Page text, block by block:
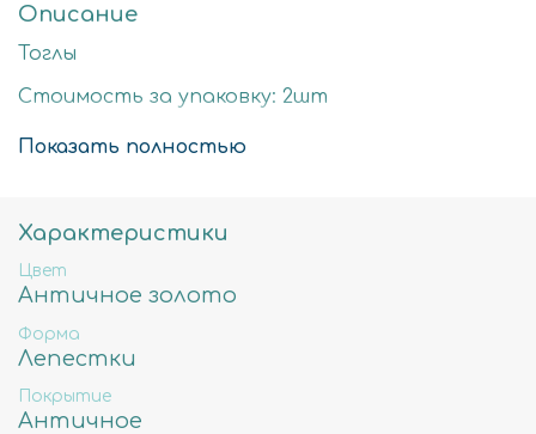
Описание
Тоглы
Стоимость за упаковку: 2шт
Цвет: античное золото
Состав: Латунь высокого качества
Не содержит свинца, никеля и кадмия.
Показать полностью
Характеристики
Цвет
Античное золото
Форма
Лепестки
Покрытие
Античное